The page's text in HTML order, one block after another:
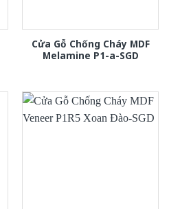
Cửa Gỗ Chống Cháy MDF
Melamine P1-a-SGD